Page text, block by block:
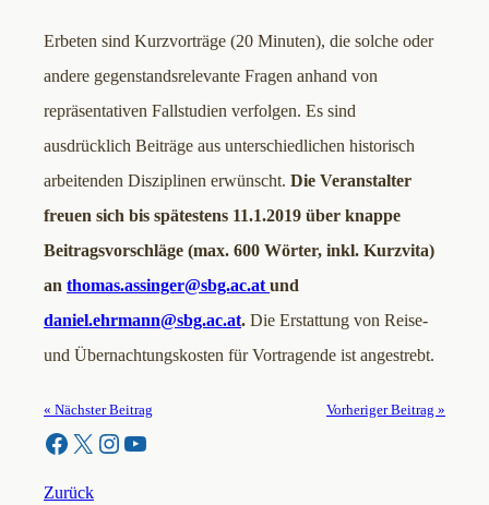
Erbeten sind Kurzvorträge (20 Minuten), die solche oder
andere gegenstandsrelevante Fragen anhand von
repräsentativen Fallstudien verfolgen. Es sind
ausdrücklich Beiträge aus unterschiedlichen historisch
arbeitenden Disziplinen erwünscht. Die Veranstalter
freuen sich bis spätestens 11.1.2019 über knappe
Beitragsvorschläge (max. 600 Wörter, inkl. Kurzvita)
an thomas.assinger@sbg.ac.at und
daniel.ehrmann@sbg.ac.at. Die Erstattung von Reise-
und Übernachtungskosten für Vortragende ist angestrebt.
« Nächster Beitrag Vorheriger Beitrag »
Facebook X Instagram YouTube
Zurück